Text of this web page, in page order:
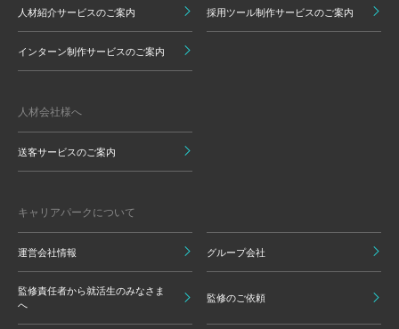
人材紹介サービスのご案内 採用ツール制作サービスのご案内
インターン制作サービスのご案内
人材会社様へ
送客サービスのご案内
キャリアパークについて
運営会社情報 グループ会社
監修責任者から就活生のみなさま
へ
監修のご依頼